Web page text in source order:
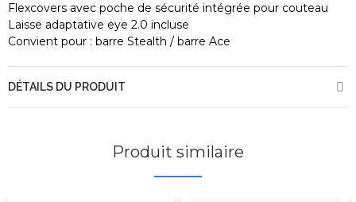
Flexcovers avec poche de sécurité intégrée pour couteau
Laisse adaptative eye 2.0 incluse
Convient pour : barre Stealth / barre Ace
DÉTAILS DU PRODUIT
Produit similaire